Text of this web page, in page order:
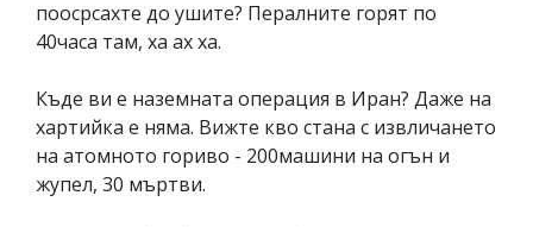
поосрсахте до ушите? Пералните горят по
40часа там, ха ах ха.
Къде ви е наземната операция в Иран? Даже на
хартийка е няма. Вижте кво стана с извличането
на атомното гориво - 200машини на огън и
жупел, 30 мъртви.